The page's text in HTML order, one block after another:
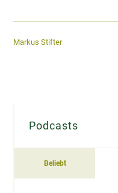
Markus Stifter
Podcasts
Beliebt